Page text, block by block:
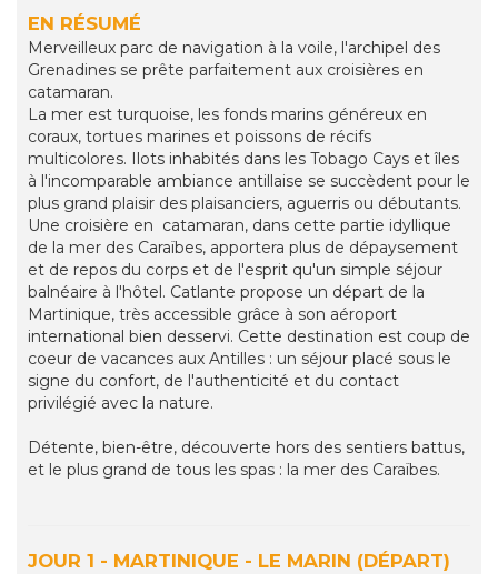
EN RÉSUMÉ
Merveilleux parc de navigation à la voile, l'archipel des
Grenadines se prête parfaitement aux croisières en
catamaran.
La mer est turquoise, les fonds marins généreux en
coraux, tortues marines et poissons de récifs
multicolores. Ilots inhabités dans les Tobago Cays et îles
à l'incomparable ambiance antillaise se succèdent pour le
plus grand plaisir des plaisanciers, aguerris ou débutants.
Une croisière en catamaran, dans cette partie idyllique
de la mer des Caraïbes, apportera plus de dépaysement
et de repos du corps et de l'esprit qu'un simple séjour
balnéaire à l'hôtel. Catlante propose un départ de la
Martinique, très accessible grâce à son aéroport
international bien desservi. Cette destination est coup de
coeur de vacances aux Antilles : un séjour placé sous le
signe du confort, de l'authenticité et du contact
privilégié avec la nature.
Détente, bien-être, découverte hors des sentiers battus,
et le plus grand de tous les spas : la mer des Caraïbes.
JOUR 1 - MARTINIQUE - LE MARIN (DÉPART)